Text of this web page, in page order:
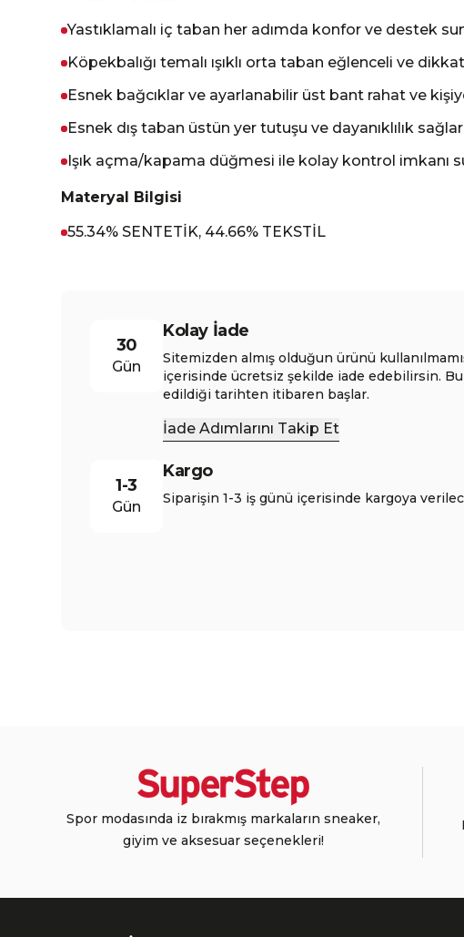
Yastıklamalı iç taban her adımda konfor ve destek
Köpekbalığı temalı ışıklı orta taban eğlenceli ve
Esnek bağcıklar ve ayarlanabilir üst bant rahat ve
Esnek dış taban üstün yer tutuşu ve dayanıklılık sağlar
Işık açma/kapama düğmesi ile kolay kontrol imkanı
Materyal Bilgisi
55.34% SENTETİK, 44.66% TEKSTİL
30
Gün
Kolay İade
Sitemizden almış olduğun ürünü
içerisinde ücretsiz şekilde iade edebilirsin.
edildiği tarihten itibaren başlar.
İade Adımlarını Takip Et
1-3
Gün
Kargo
Siparişin 1-3 iş günü içerisinde kargoya
Spor modasında iz bırakmış markaların sneaker,
giyim ve aksesuar seçenekleri!